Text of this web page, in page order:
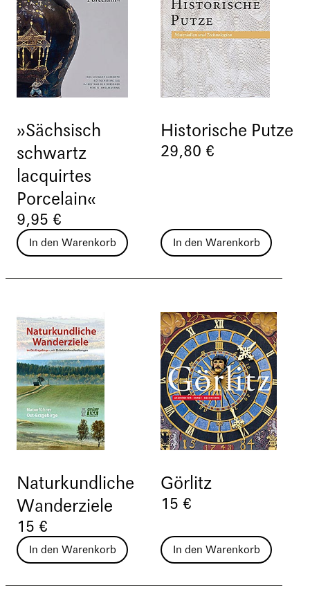
»Sächsisch
schwartz
lacquirtes
Porcelain«
9,95 €
In den Warenkorb
Historische Putze
29,80 €
In den Warenkorb
Naturkundliche
Wanderziele
15 €
In den Warenkorb
Görlitz
15 €
In den Warenkorb